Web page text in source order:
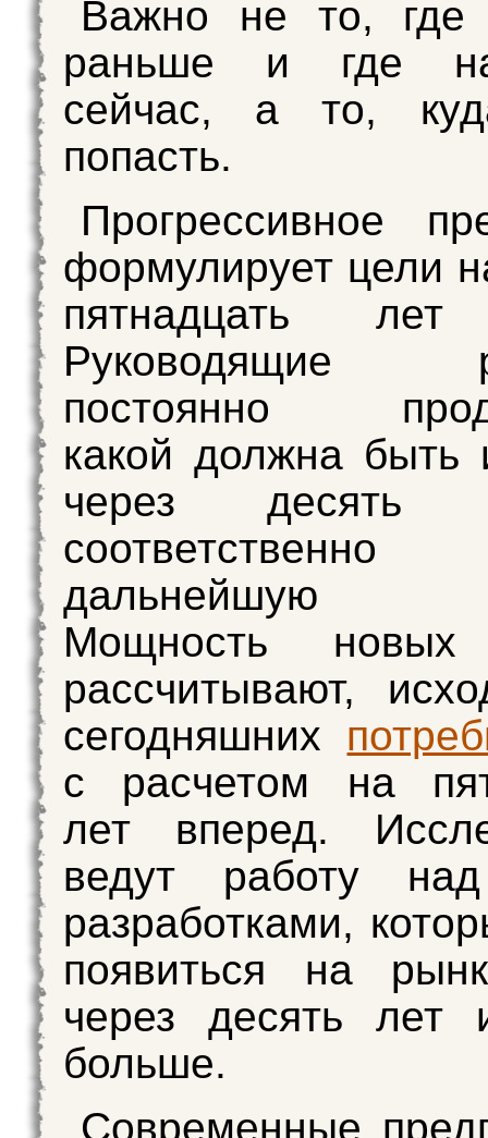
Важно не то,
раньше и где
сейчас, а то,
попасть.
Прогрессивное
формулирует цели
пятнадцать лет
Руководящие
постоянно
какой должна
через
дальнейшую
Мощность новых
рассчитывают,
сегодняшних
с расчетом на
лет вперед.
ведут работу
разработками,
появиться на
через десять лет
больше.
Современные